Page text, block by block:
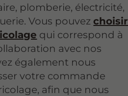
plomberie, électricité,
Vous pouvezchoisir
qui correspond à
avec nos
également nous
votre commande
afin que nous